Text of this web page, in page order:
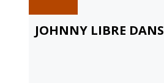
JOHNNY LIBRE